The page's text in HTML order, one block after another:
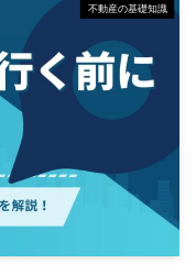
不動産の基礎知識